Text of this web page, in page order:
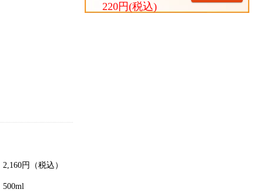
220円(税込)
2,160円（税込）
500ml